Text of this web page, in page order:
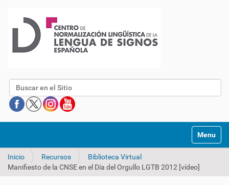
Buscar
Mostrar/
Inicio Recursos
Biblioteca Virtual
Manifiesto de la CNSE en el Día del Orgullo LGTB 2012 [vídeo]